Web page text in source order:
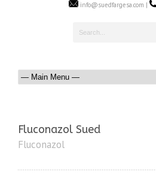
info@suedfargesa.com |
Fluconazol Sued
Fluconazol